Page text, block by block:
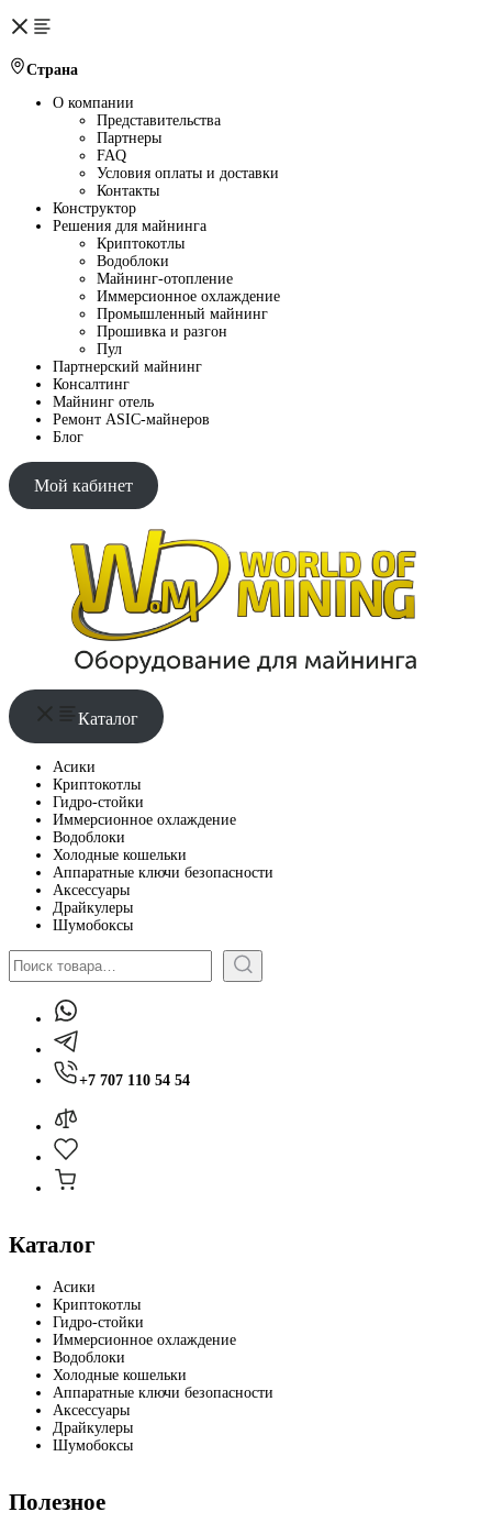
Страна
О компании
Представительства
Партнеры
FAQ
Условия оплаты и доставки
Контакты
Конструктор
Решения для майнинга
Криптокотлы
Водоблоки
Майнинг-отопление
Иммерсионное охлаждение
Промышленный майнинг
Прошивка и разгон
Пул
Партнерский майнинг
Консалтинг
Майнинг отель
Ремонт ASIC-майнеров
Блог
Мой кабинет
Каталог
Асики
Криптокотлы
Гидро-стойки
Иммерсионное охлаждение
Водоблоки
Холодные кошельки
Аппаратные ключи безопасности
Аксессуары
Драйкулеры
Шумобоксы
Поиск
+7 707 110 54 54
Каталог
Асики
Криптокотлы
Гидро-стойки
Иммерсионное охлаждение
Водоблоки
Холодные кошельки
Аппаратные ключи безопасности
Аксессуары
Драйкулеры
Шумобоксы
Полезное